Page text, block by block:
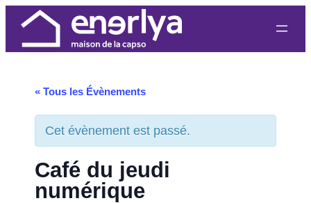
« Tous les Évènements
Cet évènement est passé.
Café du jeudi
numérique